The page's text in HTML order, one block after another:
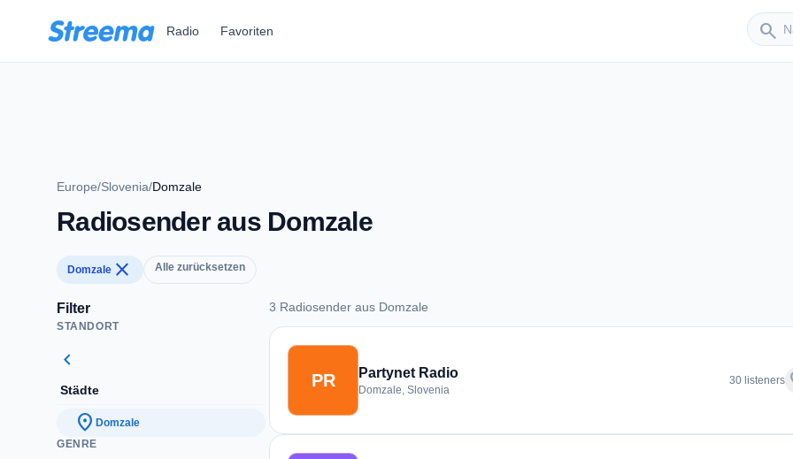
Radio Favoriten search
Sender
Europe/Slovenia/Domzale
Radiosender aus Domzale
Domzale close Alle zurücksetzen
Filter
STANDORT
chevron_left
Städte
location_on Domzale
GENRE
3 Radiosender aus Domzale
3 Radiosender aus Domzale
PR Partynet Radio
Domzale, Slovenia
30 listeners